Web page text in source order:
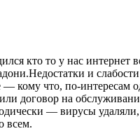
кто то у нас интернет
и слабости
— кому что, по-интересам
договор на
— вирусы
всем.